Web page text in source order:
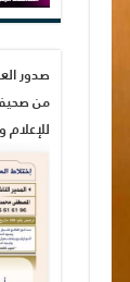
من
للإعلام